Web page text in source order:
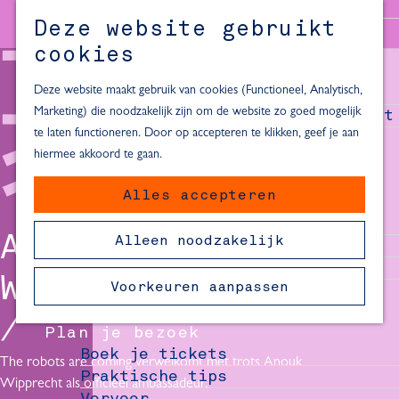
Deze website gebruikt
cookies
Deze website maakt gebruik van cookies (Functioneel, Analytisch,
Marketing) die noodzakelijk zijn om de website zo goed mogelijk
te laten functioneren. Door op accepteren te klikken, geef je aan
hiermee akkoord te gaan.
Alles accepteren
Alleen noodzakelijk
Voorkeuren aanpassen
M
e
n
u
Inspiratie voor een dagje Delft
Dagje naar het strand
Fietsen in de omgeving van Delft
Must-see attracties in de buurt
van Delft
Blijven slapen
24 uur in Delft
48 uur in Delft
72 uur in Delft
Overnachtingslocaties in Delft
Plan je bezoek
Boek je tickets
Praktische tips
ANOUK
WIPPRECHT
The robots are coming verwelkomt met trots Anouk
Wipprecht als officieel ambassadeur.